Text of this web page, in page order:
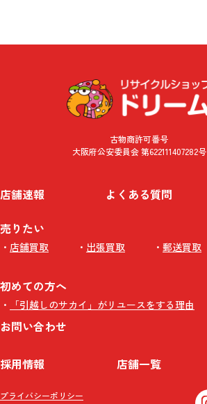
古物商許可番号
大阪府公安委員会 第622111407282号
店舗速報 よくある質問
売りたい
店舗買取 出張買取 郵送買取
初めての方へ
「引越しのサカイ」がリユースをする理由
お問い合わせ
採用情報 店舗一覧
プライバシーポリシー